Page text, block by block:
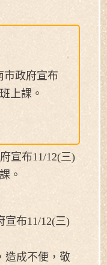
宣布11/12(三)
。
宣布11/12(三)
造成不便，敬